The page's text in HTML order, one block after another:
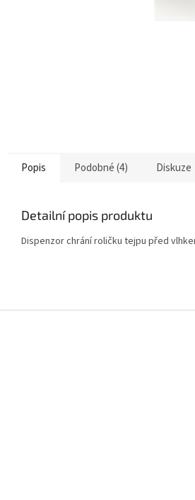
Popis Podobné (4) Diskuze
Detailní popis produktu
Dispenzor chrání roličku tejpu před